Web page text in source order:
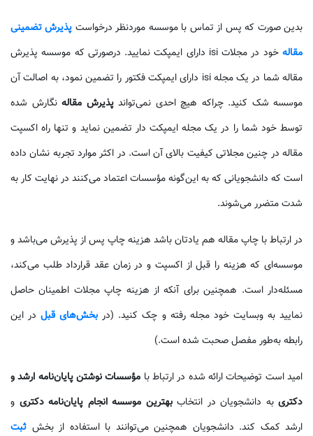
بدین صورت که پس از تماس با موسسه موردنظر درخواست پذیرش تضمینی
مقاله
خود در مجلات isi دارای ایمپکت نمایید. درصورتی که موسسه پذیرش
مقاله شما در یک مجله isi دارای ایمپکت فکتور را تضمین نمود، به اصالت آن
موسسه شک کنید. چراکه هیچ احدی نمی‌تواندپذیرش مقاله نگارش شده
توسط خود شما را در یک مجله ایمپکت دار تضمین نماید و تنها راه اکسپت
مقاله در چنین مجلاتی کیفیت بالای آن است. در اکثر موارد تجربه نشان داده
است که دانشجویانی که به این‌گونه مؤسسات اعتماد می‌کنند در نهایت کار به
شدت متضرر می‌شوند.
در ارتباط با چاپ مقاله هم یادتان باشد هزینه چاپ پس از پذیرش می‌باشد و
موسسه‌ای که هزینه را قبل از اکسپت و در زمان عقد قرارداد طلب می‌کند،
مسئله‌دار است. همچنین برای آنکه از هزینه چاپ مجلات اطمینان حاصل
نمایید به وبسایت خود مجله رفته و چک کنید. (در بخش‌های قبلدر این
رابطه به‌طور مفصل صحبت شده است.)
امید است توضیحات ارائه شده در ارتباط با مؤسسات نوشتن پایان‌نامه ارشد و
دکتری به دانشجویان در انتخاببهترین موسسه انجام پایان‌نامه دکتری و
ارشد کمک کند. دانشجویان همچنین می‌توانند با استفاده از بخش ثبت